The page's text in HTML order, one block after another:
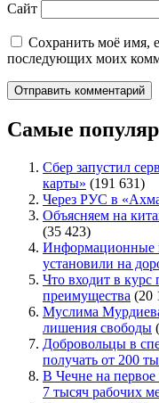
Сайт
Сохранить моё имя,
последующих моих
Самые
Сбер запустил
карты» (191 631)
Через РУС в
Объясняем на
(35 423)
Информационные
установили на
Что входит в курс
преимущества (20
Муслима
лишения свободы
Добровольцы в
получать от 200
В Чечне на первое
7 тысяч рабочих